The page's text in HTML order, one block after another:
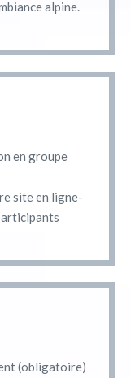
alpine.
en groupe
site en ligne-
(obligatoire)